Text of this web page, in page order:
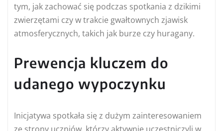
tym, jak zachować się podczas spotkania z dzikimi
zwierzętami czy w trakcie gwałtownych zjawisk
atmosferycznych, takich jak burze czy huragany.
Prewencja kluczem do
udanego wypoczynku
Inicjatywa spotkała się z dużym zainteresowaniem